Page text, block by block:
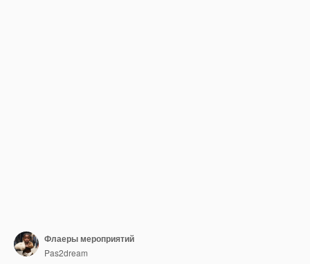
Флаеры мероприятий
Pas2dream